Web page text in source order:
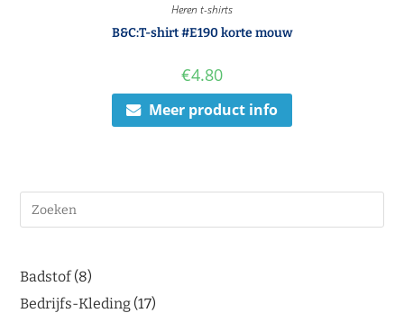
Heren t-shirts
B&C:T-shirt #E190 korte mouw
€4.80
Meer product info
Badstof 8
Bedrijfs-Kleding 17